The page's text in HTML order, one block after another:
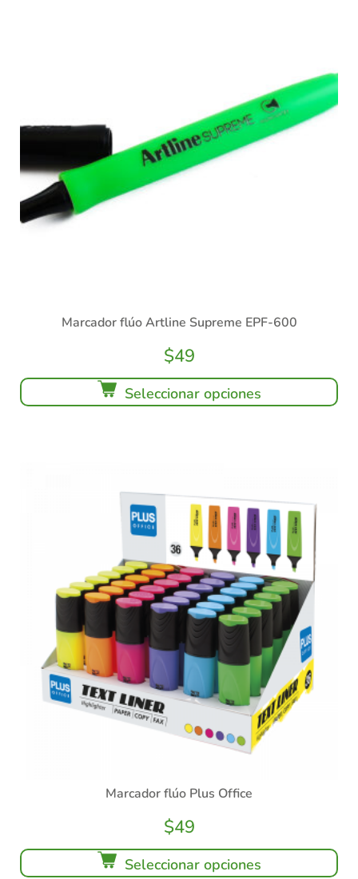
Marcador flúo Artline Supreme EPF-600
$49
Seleccionar opciones
Marcador flúo Plus Office
$49
Seleccionar opciones